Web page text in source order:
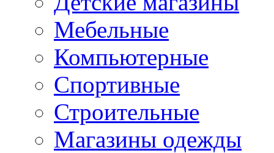
Мебельные
Компьютерные
Спортивные
Строительные
Магазины одежды